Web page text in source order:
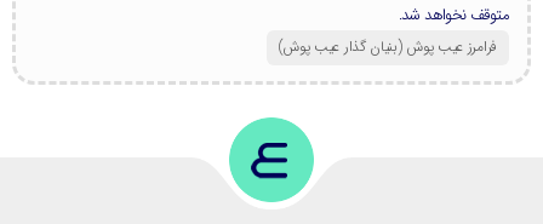
متوقف نخواهد شد.
فرامرز عیب پوش (بنیان گذار عیب پوش​)